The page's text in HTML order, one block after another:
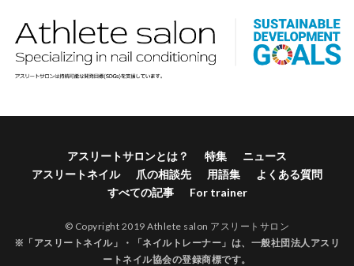
アスリートサロンとは？ 特集
ニュース
アスリートネイル
爪の相談先 用語集
よくある質問
すべての記事
For trainer
© Copyright 2019 Athlete salon アスリートサロン
※「アスリートネイル」・「ネイルトレーナー」は、 一般社団法人アスリ
ートネイル協会の登録商標です。